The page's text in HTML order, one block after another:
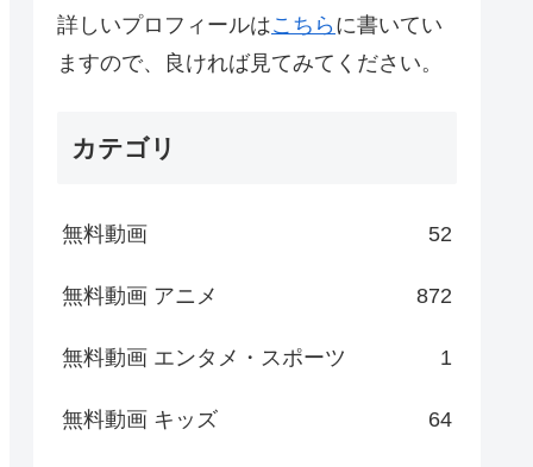
詳しいプロフィールはこちら に書いてい
ますので、良ければ見てみてください。
カテゴリ
無料動画 52
無料動画 アニメ 872
無料動画 エンタメ・スポーツ 1
無料動画 キッズ 64